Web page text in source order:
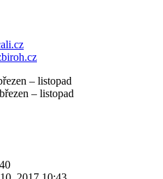
– listopad
– listopad